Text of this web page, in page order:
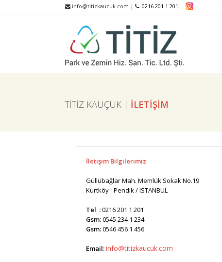
info@titizkaucuk.com | 0216 201 1 201
TİTİZ KAUÇUK | İLETİŞİM
İletişim Bilgilerimiz
Güllübağlar Mah. Memlük Sokak No.19
Kurtköy - Pendik / ISTANBUL
Tel :0216 201 1 201
Gsm:0545 234 1 234
Gsm:0546 456 1 456
Email:info@titizkaucuk.com